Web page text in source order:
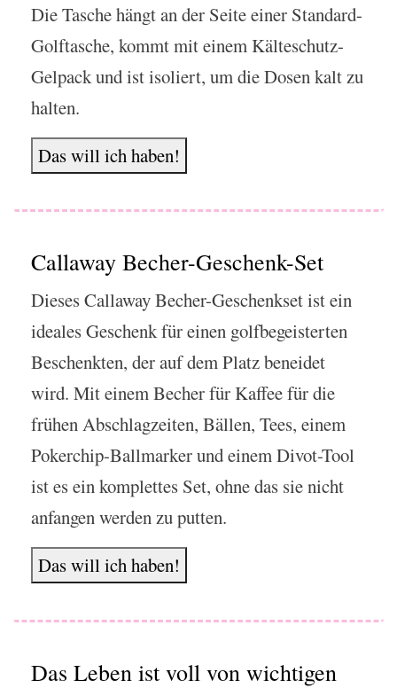
Die Tasche hängt an der Seite einer Standard-
Golftasche, kommt mit einem Kälteschutz-
Gelpack und ist isoliert, um die Dosen kalt zu
halten.
Das will ich haben!
Callaway Becher-Geschenk-Set
Dieses Callaway Becher-Geschenkset ist ein
ideales Geschenk für einen golfbegeisterten
Beschenkten, der auf dem Platz beneidet
wird. Mit einem Becher für Kaffee für die
frühen Abschlagzeiten, Bällen, Tees, einem
Pokerchip-Ballmarker und einem Divot-Tool
ist es ein komplettes Set, ohne das sie nicht
anfangen werden zu putten.
Das will ich haben!
Das Leben ist voll von wichtigen